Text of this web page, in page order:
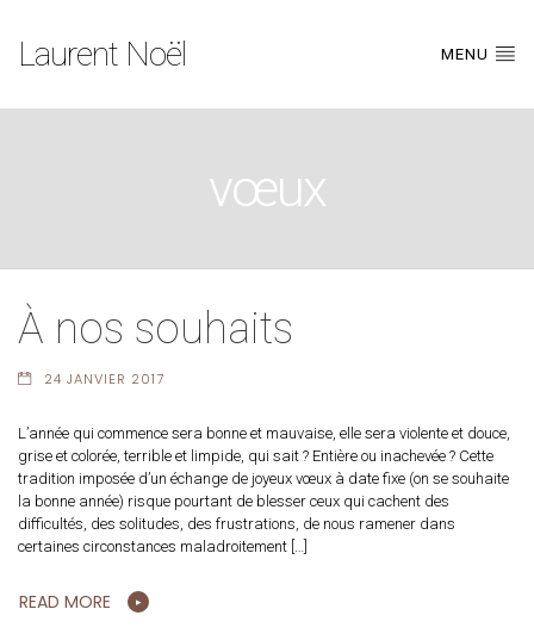
Laurent Noël MENU
vœux
À nos souhaits
24 JANVIER 2017
L’année qui commence sera bonne et mauvaise, elle sera violente et douce,
grise et colorée, terrible et limpide, qui sait ? Entière ou inachevée ? Cette
tradition imposée d’un échange de joyeux vœux à date fixe (on se souhaite
la bonne année) risque pourtant de blesser ceux qui cachent des
difficultés, des solitudes, des frustrations, de nous ramener dans
certaines circonstances maladroitement […]
READ MORE